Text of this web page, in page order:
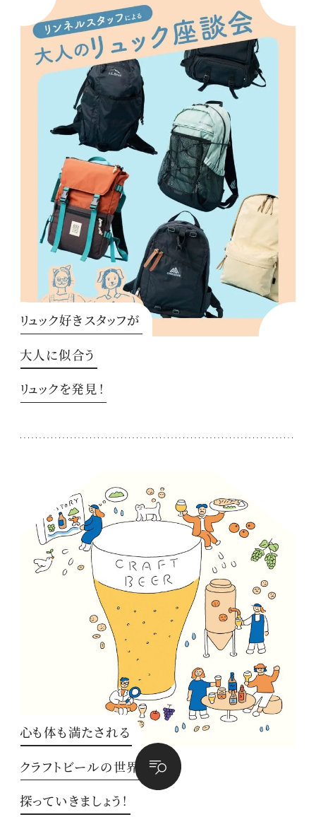
リュック好きスタッフが
大人に似合う
リュックを発見！
心も体も満たされる
クラフトビールの世界を
探っていきましょう！